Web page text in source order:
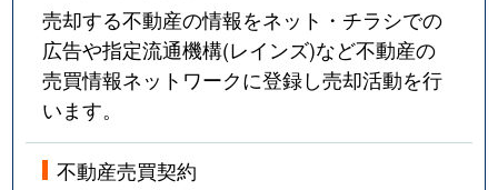
売却する不動産の情報をネット・チラシでの
広告や指定流通機構(レインズ)など不動産の
売買情報ネットワークに登録し売却活動を行
います。
不動産売買契約